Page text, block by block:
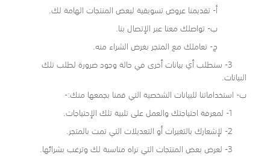
أ- تقديمنا عروض تسويقية لبعض المنتجات الهامة لك.
ب- تواصلك معنا عبر الإتصال بنا.
ج- تعاملك مع المتجر بغرض الشراء منه.
3- سنطلب أي بيانات أخرى في حالة وجود ضرورة لطلب تلك
البيانات.
ب- استخداماتنا للبيانات الشخصية التي قمنا بجمعها منك:-
1- لمعرفة احتياجتك والعمل على تلبية تلك الإحتياجات.
2- لإشعارك بالتغيرات أو التعديلات التي تمت بالمتجر.
3- لعرض بعض المنتجات التي نراه مناسبة لك وترغب بشرائها.